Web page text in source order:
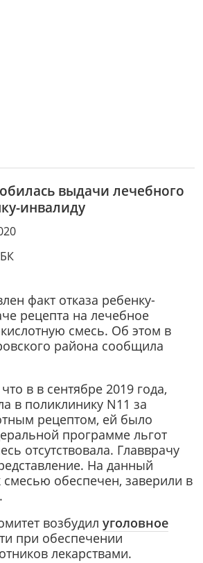
выдачи лечебного
инвалиду
факт отказа ребенку-
рецепта на лечебное
смесь. Об этом в
района сообщила
в в сентябре 2019 года,
в поликлинику N11 за
рецептом, ей было
программе льгот
отсутствовала. Главврачу
На данный
обеспечен, заверили в
возбудил уголовное
при обеспечении
лекарствами.